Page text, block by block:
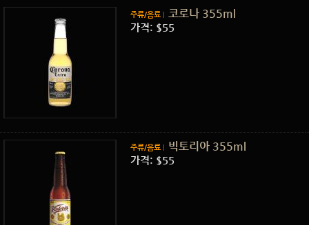
주류/음료 코로나 355ml
가격: $55
주류/음료 빅토리아 355ml
가격: $55